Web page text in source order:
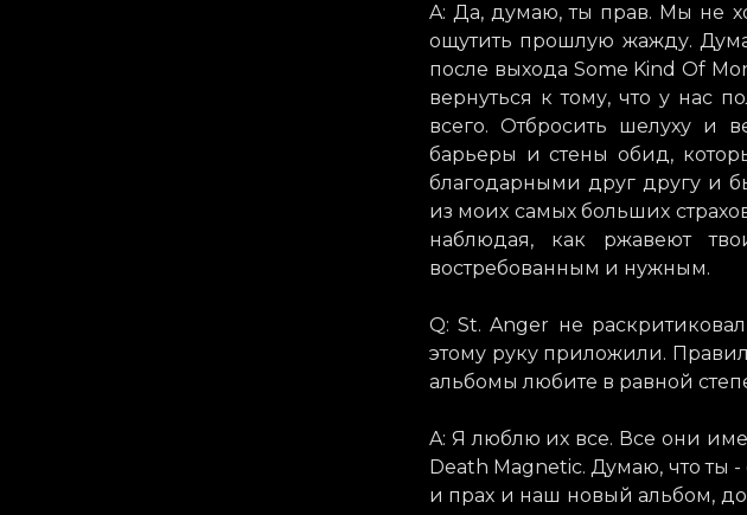
A: Да, думаю, ты прав. Мы не
ощутить прошлую жажду.
после выхода Some Kind Of
вернуться к тому, что у нас
всего. Отбросить шелуху и
барьеры и стены обид,
благодарными друг другу и
из моих самых больших
наблюдая, как ржавеют
востребованным и нужным.
Q: St. Anger не
этому руку приложили.
альбомы любите в равной
A: Я люблю их все. Все они
Death Magnetic. Думаю, что ты -
и прах и наш новый альбом,